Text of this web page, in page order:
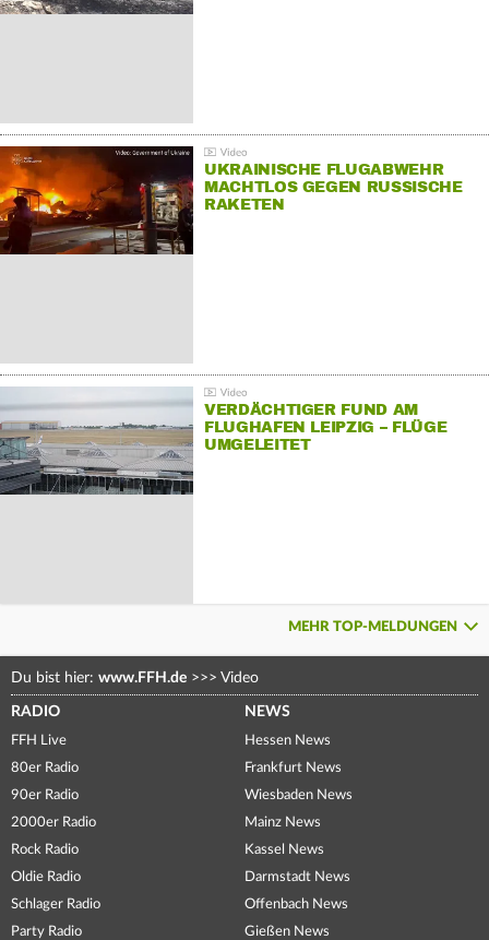
UKRAINISCHE FLUGABWEHR
MACHTLOS GEGEN RUSSISCHE
RAKETEN
VERDÄCHTIGER FUND AM
FLUGHAFEN LEIPZIG – FLÜGE
UMGELEITET
MEHR TOP-MELDUNGEN
Du bist hier: www.FFH.de >>> Video
RADIO
FFH Live
80er Radio
90er Radio
2000er Radio
Rock Radio
Oldie Radio
Schlager Radio
Party Radio
NEWS
Hessen News
Frankfurt News
Wiesbaden News
Mainz News
Kassel News
Darmstadt News
Offenbach News
Gießen News